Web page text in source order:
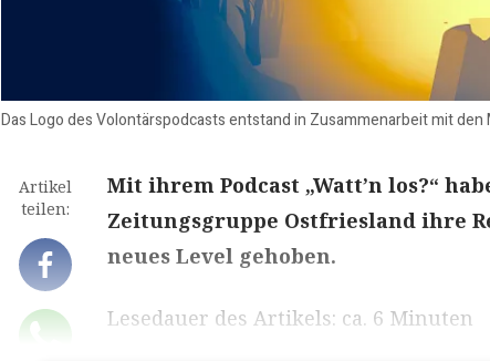
Das Logo des Volontärspodcasts entstand in Zusammenarbeit mit
Artikel
teilen:
Mit ihrem Podcast „Watt’n los?“
Zeitungsgruppe Ostfriesland ihre
neues Level gehoben.
Lesedauer des Artikels: ca. 6 Minuten